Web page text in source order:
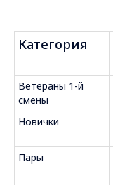
Категория
Ветераны 1-й
смены
Новички
Пары